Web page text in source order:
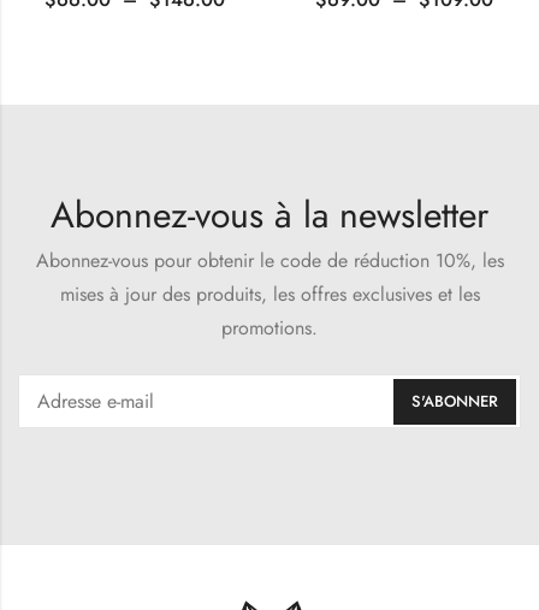
Abonnez-vous à la newsletter
Abonnez-vous pour obtenir le code de réduction 10%, les
mises à jour des produits, les offres exclusives et les
promotions.